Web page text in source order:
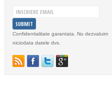
Confidentialitate garantata. Nu dezvaluim
niciodata datele dvs.